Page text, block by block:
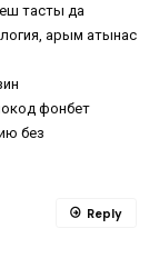
тасты да
қарым қатынас
фонбет
без
Reply